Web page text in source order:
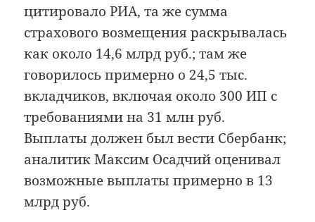
цитировало РИА, та же сумма
страхового возмещения раскрывалась
как около 14,6 млрд руб.; там же
говорилось примерно о 24,5 тыс.
вкладчиков, включая около 300 ИП с
требованиями на 31 млн руб.
Выплаты должен был вести Сбербанк;
аналитик Максим Осадчий оценивал
возможные выплаты примерно в 13
млрд руб.